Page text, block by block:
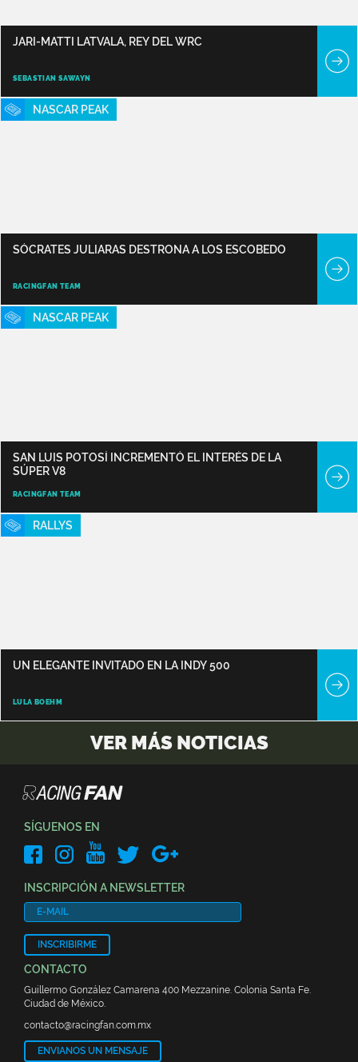
JARI-MATTI LATVALA, REY DEL WRC
SEBASTIAN SAWAYN
NASCAR PEAK
SÓCRATES JULIARAS DESTRONA A LOS ESCOBEDO
RACINGFAN TEAM
NASCAR PEAK
SAN LUIS POTOSÍ INCREMENTÓ EL INTERÉS DE LA
SÚPER V8
RACINGFAN TEAM
RALLYS
UN ELEGANTE INVITADO EN LA INDY 500
LULA BOEHM
VER MÁS NOTICIAS
SÍGUENOS EN
INSCRIPCIÓN A NEWSLETTER
INSCRIBIRME
CONTACTO
Guillermo González Camarena 400 Mezzanine. Colonia Santa Fe.
Ciudad de México.
contacto@racingfan.com.mx
ENVIANOS UN MENSAJE